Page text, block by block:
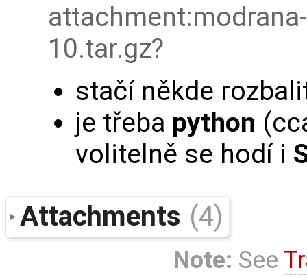
10.tar.gz
stačí někde
je třeba python
volitelně se hodí i
Attachments (4)
Note: See